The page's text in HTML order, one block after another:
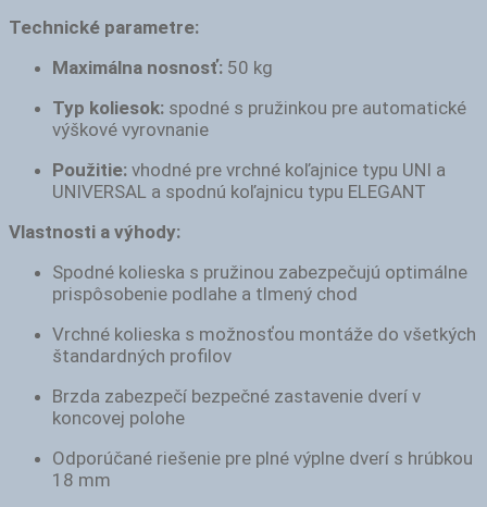
Technické parametre:
Maximálna nosnosť: 50 kg
Typ koliesok: spodné s pružinkou pre automatické
výškové vyrovnanie
Použitie: vhodné pre vrchné koľajnice typu UNI a
UNIVERSAL a spodnú koľajnicu typu ELEGANT
Vlastnosti a výhody:
Spodné kolieska s pružinou zabezpečujú optimálne
prispôsobenie podlahe a tlmený chod
Vrchné kolieska s možnosťou montáže do všetkých
štandardných profilov
Brzda zabezpečí bezpečné zastavenie dverí v
koncovej polohe
Odporúčané riešenie pre plné výplne dverí s hrúbkou
18 mm